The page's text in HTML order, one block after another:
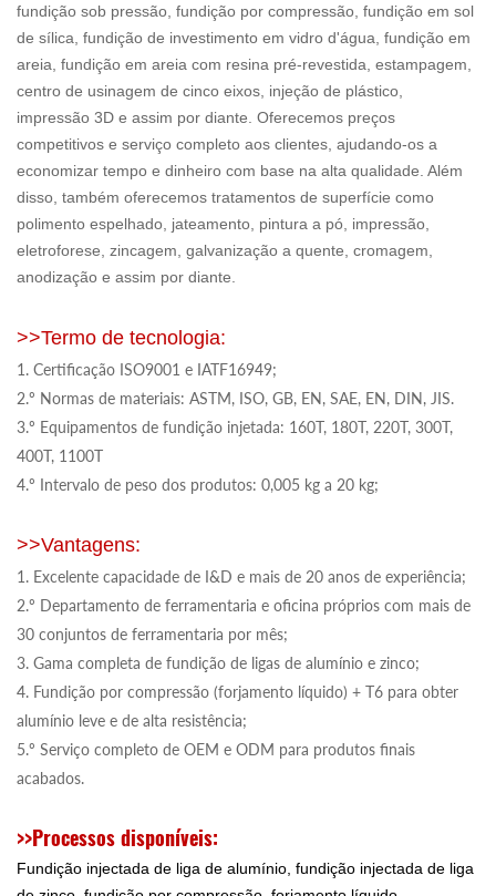
fundição sob pressão, fundição por compressão, fundição em sol
de sílica, fundição de investimento em vidro d'água, fundição em
areia, fundição em areia com resina pré-revestida, estampagem,
centro de usinagem de cinco eixos, injeção de plástico,
impressão 3D e assim por diante. Oferecemos preços
competitivos e serviço completo aos clientes, ajudando-os a
economizar tempo e dinheiro com base na alta qualidade. Além
disso, também oferecemos tratamentos de superfície como
polimento espelhado, jateamento, pintura a pó, impressão,
eletroforese, zincagem, galvanização a quente, cromagem,
anodização e assim por diante.
>>Termo de tecnologia:
1. Certificação ISO9001 e IATF16949;
2.º Normas de materiais: ASTM, ISO, GB, EN, SAE, EN, DIN, JIS.
3.º Equipamentos de fundição injetada: 160T, 180T, 220T, 300T,
400T, 1100T
4.º Intervalo de peso dos produtos: 0,005 kg a 20 kg;
>>Vantagens:
1. Excelente capacidade de I&D e mais de 20 anos de experiência;
2.º Departamento de ferramentaria e oficina próprios com mais de
30 conjuntos de ferramentaria por mês;
3. Gama completa de fundição de ligas de alumínio e zinco;
4. Fundição por compressão (forjamento líquido) + T6 para obter
alumínio leve e de alta resistência;
5.º Serviço completo de OEM e ODM para produtos finais
acabados.
>>Processos disponíveis:
Fundição injectada de liga de alumínio, fundição injectada de liga